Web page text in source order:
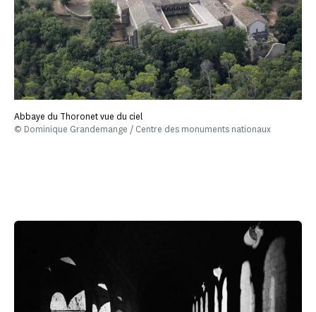
Abbaye du Thoronet vue du ciel
© Dominique Grandemange / Centre des monuments nationaux